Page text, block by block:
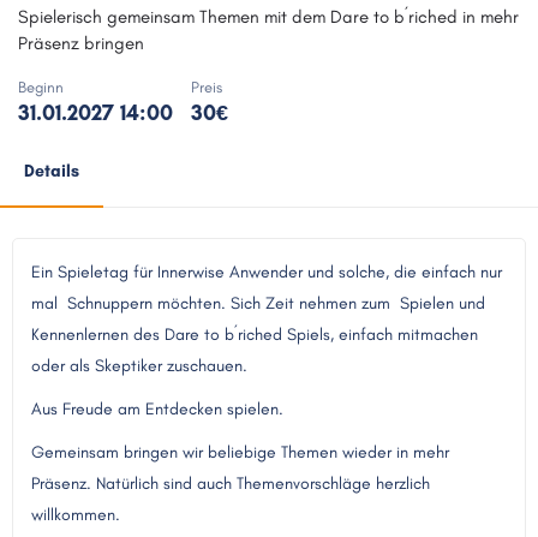
Spielerisch gemeinsam Themen mit dem Dare to b´riched in mehr
Präsenz bringen
Beginn
31.01.2027 14:00
Preis
30€
Details
Ein Spieletag für Innerwise Anwender und solche, die einfach nur
mal Schnuppern möchten. Sich Zeit nehmen zum Spielen und
Kennenlernen des Dare to b´riched Spiels, einfach mitmachen
oder als Skeptiker zuschauen.
Aus Freude am Entdecken spielen.
Gemeinsam bringen wir beliebige Themen wieder in mehr
Präsenz. Natürlich sind auch Themenvorschläge herzlich
willkommen.